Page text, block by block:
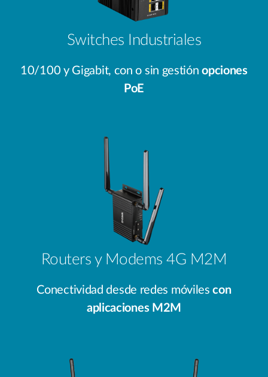
Switches Industriales
10/100 y Gigabit, con o sin gestión opciones
PoE
Routers y Modems 4G M2M
Conectividad desde redes móviles con
aplicaciones M2M